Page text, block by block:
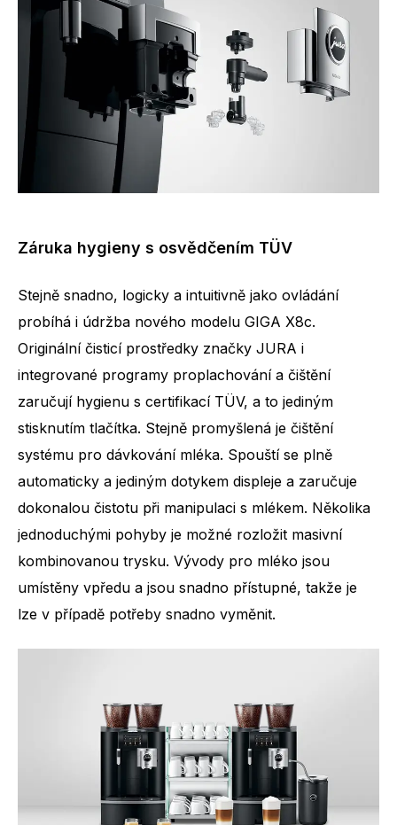
Záruka hygieny s osvědčením TÜV
Stejně snadno, logicky a intuitivně jako ovládání
probíhá i údržba nového modelu GIGA X8c.
Originální čisticí prostředky značky JURA i
integrované programy proplachování a čištění
zaručují hygienu s certifikací TÜV, a to jediným
stisknutím tlačítka. Stejně promyšlená je čištění
systému pro dávkování mléka. Spouští se plně
automaticky a jediným dotykem displeje a zaručuje
dokonalou čistotu při manipulaci s mlékem. Několika
jednoduchými pohyby je možné rozložit masivní
kombinovanou trysku. Vývody pro mléko jsou
umístěny vpředu a jsou snadno přístupné, takže je
lze v případě potřeby snadno vyměnit.